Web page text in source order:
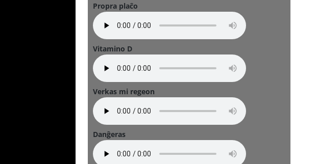
Propra plaĉo
Vitamino D
Verkas mi regeon
Danĝeras